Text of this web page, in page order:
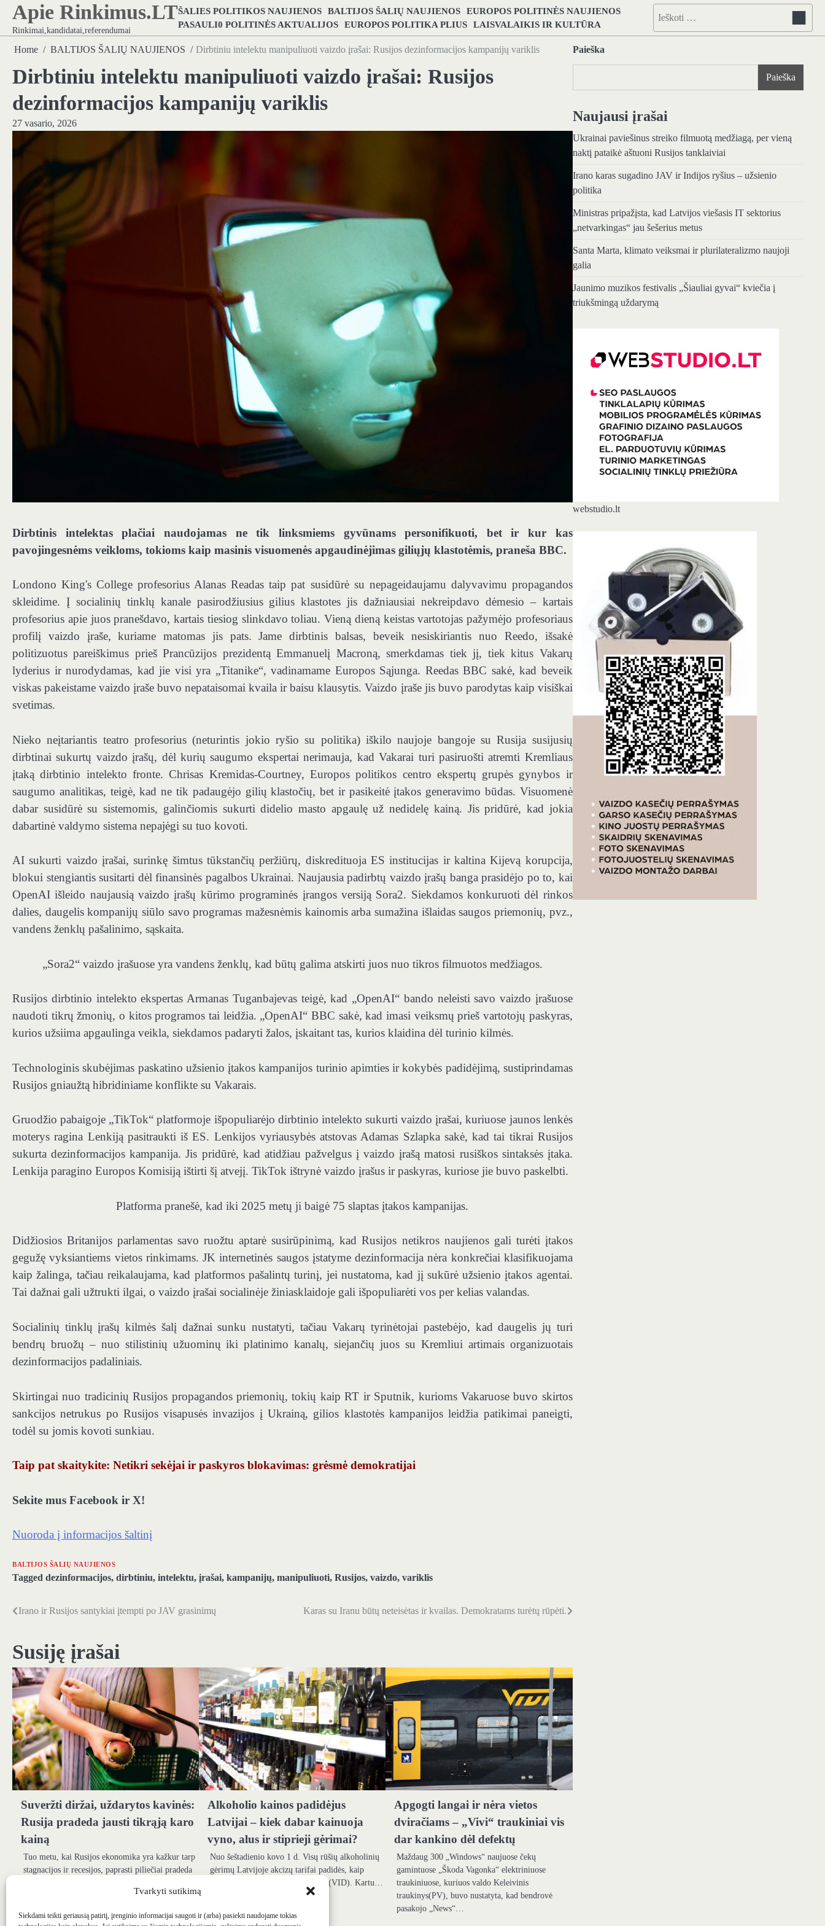
Tvarkyti sutikimą
Siekdami teikti geriausią patirtį, įrenginio informacijai saugoti ir (arba) pasiekti naudojame tokias
Skip
content
Apie Rinkimus.LT
Rinkimai,kandidatai,referendumai
ŠALIES POLITIKOS NAUJIENOS BALTIJOS ŠALIŲ NAUJIENOS EUROPOS POLITINĖS NAUJIENOS
PASAULI0 POLITINĖS AKTUALIJOS EUROPOS POLITIKA PLIUS LAISVALAIKIS IR KULTŪRA
Ieškoti:
Home BALTIJOS ŠALIŲ NAUJIENOS Dirbtiniu intelektu manipuliuoti vaizdo įrašai: Rusijos dezinformacijos kampanijų variklis
Dirbtiniu intelektu manipuliuoti vaizdo įrašai: Rusijos
dezinformacijos kampanijų variklis
27 vasario, 2026
Dirbtinis intelektas plačiai naudojamas ne tik linksmiems gyvūnams personifikuoti, bet ir kur kas
pavojingesnėms veikloms, tokioms kaip masinis visuomenės apgaudinėjimas giliųjų klastotėmis, praneša BBC.
Londono King's College profesorius Alanas Readas taip pat susidūrė su nepageidaujamu dalyvavimu propagandos
skleidime. Į socialinių tinklų kanale pasirodžiusius gilius klastotes jis dažniausiai nekreipdavo dėmesio – kartais
profesorius apie juos pranešdavo, kartais tiesiog slinkdavo toliau. Vieną dieną keistas vartotojas pažymėjo profesoriaus
profilį vaizdo įraše, kuriame matomas jis pats. Jame dirbtinis balsas, beveik nesiskiriantis nuo Reedo, išsakė
politizuotus pareiškimus prieš Prancūzijos prezidentą Emmanuelį Macroną, smerkdamas tiek jį, tiek kitus Vakarų
lyderius ir nurodydamas, kad jie visi yra „Titanike“, vadinamame Europos Sąjunga. Reedas BBC sakė, kad beveik
viskas pakeistame vaizdo įraše buvo nepataisomai kvaila ir baisu klausytis. Vaizdo įraše jis buvo parodytas kaip visiškai
svetimas.
Nieko neįtariantis teatro profesorius (neturintis jokio ryšio su politika) iškilo naujoje bangoje su Rusija susijusių
dirbtinai sukurtų vaizdo įrašų, dėl kurių saugumo ekspertai nerimauja, kad Vakarai turi pasiruošti atremti Kremliaus
įtaką dirbtinio intelekto fronte. Chrisas Kremidas-Courtney, Europos politikos centro ekspertų grupės gynybos ir
saugumo analitikas, teigė, kad ne tik padaugėjo gilių klastočių, bet ir pasikeitė įtakos generavimo būdas. Visuomenė
dabar susidūrė su sistemomis, galinčiomis sukurti didelio masto apgaulę už nedidelę kainą. Jis pridūrė, kad jokia
dabartinė valdymo sistema nepajėgi su tuo kovoti.
AI sukurti vaizdo įrašai, surinkę šimtus tūkstančių peržiūrų, diskredituoja ES institucijas ir kaltina Kijevą korupcija,
blokui stengiantis susitarti dėl finansinės pagalbos Ukrainai. Naujausia padirbtų vaizdo įrašų banga prasidėjo po to, kai
OpenAI išleido naujausią vaizdo įrašų kūrimo programinės įrangos versiją Sora2. Siekdamos konkuruoti dėl rinkos
dalies, daugelis kompanijų siūlo savo programas mažesnėmis kainomis arba sumažina išlaidas saugos priemonių, pvz.,
vandens ženklų pašalinimo, sąskaita.
„Sora2“ vaizdo įrašuose yra vandens ženklų, kad būtų galima atskirti juos nuo tikros filmuotos medžiagos.
Rusijos dirbtinio intelekto ekspertas Armanas Tuganbajevas teigė, kad „OpenAI“ bando neleisti savo vaizdo įrašuose
naudoti tikrų žmonių, o kitos programos tai leidžia. „OpenAI“ BBC sakė, kad imasi veiksmų prieš vartotojų paskyras,
kurios užsiima apgaulinga veikla, siekdamos padaryti žalos, įskaitant tas, kurios klaidina dėl turinio kilmės.
Technologinis skubėjimas paskatino užsienio įtakos kampanijos turinio apimties ir kokybės padidėjimą, sustiprindamas
Rusijos gniaužtą hibridiniame konflikte su Vakarais.
Gruodžio pabaigoje „TikTok“ platformoje išpopuliarėjo dirbtinio intelekto sukurti vaizdo įrašai, kuriuose jaunos lenkės
moterys ragina Lenkiją pasitraukti iš ES. Lenkijos vyriausybės atstovas Adamas Szlapka sakė, kad tai tikrai Rusijos
sukurta dezinformacijos kampanija. Jis pridūrė, kad atidžiau pažvelgus į vaizdo įrašą matosi rusiškos sintaksės įtaka.
Lenkija paragino Europos Komisiją ištirti šį atvejį. TikTok ištrynė vaizdo įrašus ir paskyras, kuriose jie buvo paskelbti.
Platforma pranešė, kad iki 2025 metų ji baigė 75 slaptas įtakos kampanijas.
Didžiosios Britanijos parlamentas savo ruožtu aptarė susirūpinimą, kad Rusijos netikros naujienos gali turėti įtakos
gegužę vyksiantiems vietos rinkimams. JK internetinės saugos įstatyme dezinformacija nėra konkrečiai klasifikuojama
kaip žalinga, tačiau reikalaujama, kad platformos pašalintų turinį, jei nustatoma, kad jį sukūrė užsienio įtakos agentai.
Tai dažnai gali užtrukti ilgai, o vaizdo įrašai socialinėje žiniasklaidoje gali išpopuliarėti vos per kelias valandas.
Socialinių tinklų įrašų kilmės šalį dažnai sunku nustatyti, tačiau Vakarų tyrinėtojai pastebėjo, kad daugelis jų turi
bendrų bruožų – nuo ​​stilistinių užuominų iki platinimo kanalų, siejančių juos su Kremliui artimais organizuotais
dezinformacijos padaliniais.
Skirtingai nuo tradicinių Rusijos propagandos priemonių, tokių kaip RT ir Sputnik, kurioms Vakaruose buvo skirtos
sankcijos netrukus po Rusijos visapusės invazijos į Ukrainą, gilios klastotės kampanijos leidžia patikimai paneigti,
todėl su jomis kovoti sunkiau.
Taip pat skaitykite: Netikri sekėjai ir paskyros blokavimas: grėsmė demokratijai
Sekite mus Facebook ir X!
Nuoroda į informacijos šaltinį
BALTIJOS ŠALIŲ NAUJIENOS
Tagged dezinformacijos, dirbtiniu, intelektu, įrašai, kampanijų, manipuliuoti, Rusijos, vaizdo, variklis
Navigacija
įrašų
Irano ir Rusijos santykiai įtempti po JAV grasinimų Karas su Iranu būtų neteisėtas ir kvailas. Demokratams turėtų rūpėti.
Susiję įrašai
Suveržti diržai, uždarytos kavinės:
Rusija pradeda jausti tikrąją karo
kainą
Tuo metu, kai Rusijos ekonomika yra kažkur tarp
stagnacijos ir recesijos, paprasti piliečiai pradeda
Alkoholio kainos padidėjus
Latvijai – kiek dabar kainuoja
vyno, alus ir stiprieji gėrimai?
Nuo šeštadienio kovo 1 d. Visų rūšių alkoholinių
gėrimų Latvijoje akcizų tarifai padidės, kaip
pranešė Valstybės pajamų tarnyba (VID). Kartu…
Apgogti langai ir nėra vietos
dviračiams – „Vivi“ traukiniai vis
dar kankino dėl defektų
Maždaug 300 „Windows“ naujuose čekų
gamintuose „Škoda Vagonka“ elektriniuose
traukiniuose, kuriuos valdo Keleivinis
traukinys(PV), buvo nustatyta, kad bendrovė
pasakojo „News“…
Paieška
Paieška
Naujausi įrašai
Ukrainai paviešinus streiko filmuotą medžiagą, per vieną
naktį pataikė aštuoni Rusijos tanklaiviai
Irano karas sugadino JAV ir Indijos ryšius – užsienio
politika
Ministras pripažįsta, kad Latvijos viešasis IT sektorius
„netvarkingas“ jau šešerius metus
Santa Marta, klimato veiksmai ir plurilateralizmo naujoji
galia
Jaunimo muzikos festivalis „Šiauliai gyvai“ kviečia į
triukšmingą uždarymą
webstudio.lt